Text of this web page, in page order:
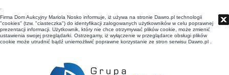
t
Firma Dom Aukcyjny Mariola Nosko informuje, iż używa na stronie Dawro.pl technologii
"cookies" (tzw. "ciasteczka") do identyfikacji zalogowanych użytkowników w celu poprawnej
prezentacji informacji. Użytkownik, który nie chce otrzymywać plików cookie, może zmienić
ustawienia swojej przeglądarki. Ostrzegamy, iż wyłączenie w przeglądarce obsługi plików
cookie może utrudnić bądź uniemożliwić poprawne korzystanie ze stron serwisu Dawro.pl .